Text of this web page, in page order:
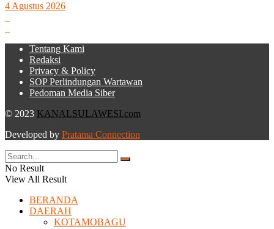
4 Agustus 2026
Tentang Kami
Redaksi
Privacy & Policy
SOP Perlindungan Wartawan
Pedoman Media Siber
© 2023 KANALSULAWESI.com
Developed by Pratama Connection
No Result
View All Result
BERANDA
DAERAH
KOTAMOBAGU